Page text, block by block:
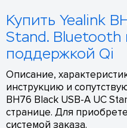
Купить Yealink
Stand. Bluetooth
поддержкой Qi
Описание,
инструкцию и
BH76 Black USB-A UC
странице. Для
системой заказа.